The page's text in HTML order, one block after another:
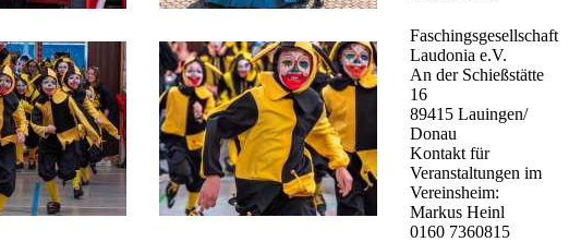
Faschingsgesellschaft
Laudonia e.V.
An der Schießstätte
16
89415 Lauingen/
Donau
Kontakt für
Veranstaltungen im
Vereinsheim:
Markus Heinl
0160 7360815